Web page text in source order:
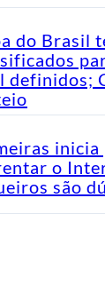
do Brasil
definidos;
o
são